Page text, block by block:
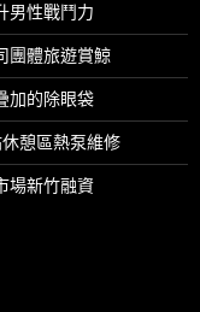
男性戰鬥力
團體旅遊賞鯨
加的除眼袋
憩區熱泵維修
場新竹融資